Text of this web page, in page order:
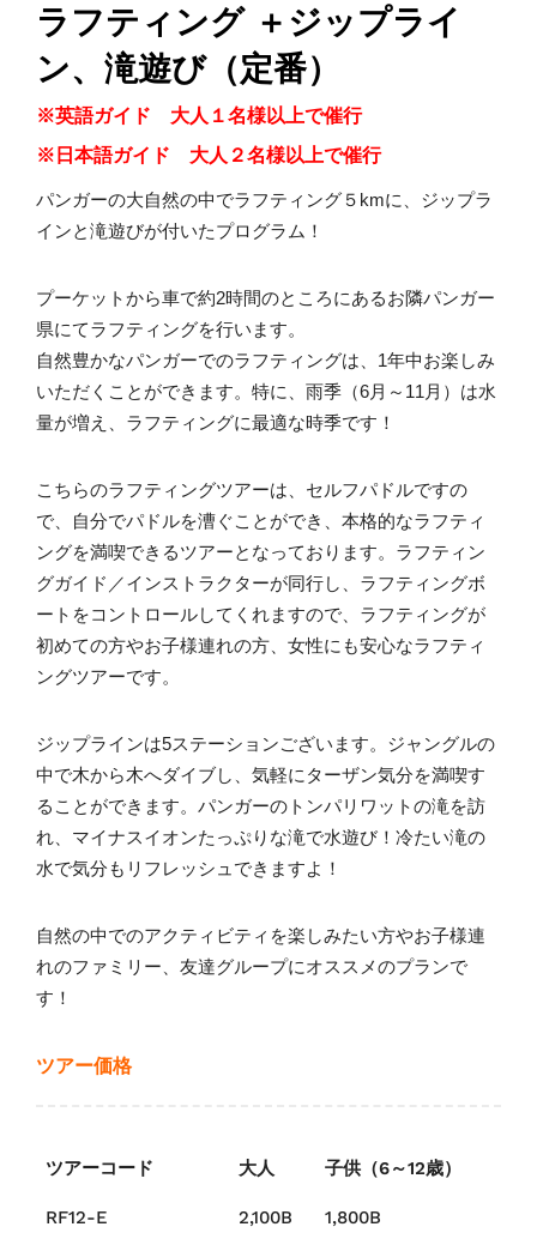
ラフティング ＋ジップライ
ン、滝遊び（定番）
※英語ガイド 大人１名様以上で催行
※日本語ガイド 大人２名様以上で催行
パンガーの大自然の中でラフティング５kmに、ジップラ
インと滝遊びが付いたプログラム！
プーケットから車で約2時間のところにあるお隣パンガー
県にてラフティングを行います。
自然豊かなパンガーでのラフティングは、1年中お楽しみ
いただくことができます。特に、雨季（6月～11月）は水
量が増え、ラフティングに最適な時季です！
こちらのラフティングツアーは、セルフパドルですの
で、自分でパドルを漕ぐことができ、本格的なラフティ
ングを満喫できるツアーとなっております。ラフティン
グガイド／インストラクターが同行し、ラフティングボ
ートをコントロールしてくれますので、ラフティングが
初めての方やお子様連れの方、女性にも安心なラフティ
ングツアーです。
ジップラインは5ステーションございます。ジャングルの
中で木から木へダイブし、気軽にターザン気分を満喫す
ることができます。パンガーのトンパリワットの滝を訪
れ、マイナスイオンたっぷりな滝で水遊び！冷たい滝の
水で気分もリフレッシュできますよ！
自然の中でのアクティビティを楽しみたい方やお子様連
れのファミリー、友達グループにオススメのプランで
す！
ツアー価格
ツアーコード 大人 子供（6～12歳）
RF12-E 2,100B 1,800B